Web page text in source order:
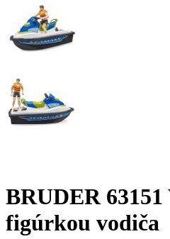
BRUDER
figúrkou vodiča